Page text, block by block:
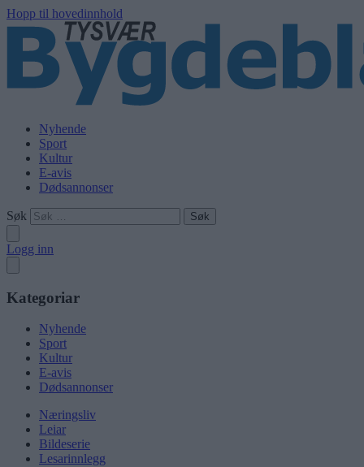
Hopp til hovedinnhold
Nyhende
Sport
Kultur
E-avis
Dødsannonser
Søk
Logg inn
Kategoriar
Nyhende
Sport
Kultur
E-avis
Dødsannonser
Næringsliv
Leiar
Bildeserie
Lesarinnlegg